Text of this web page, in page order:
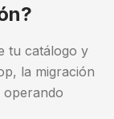
tu catálogo y
la migración